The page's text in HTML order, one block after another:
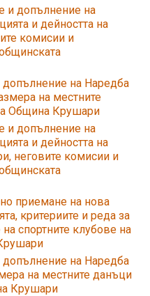
и допълнение на
и дейността на
комисии и
на Наредба
на местните
Община Крушари
и допълнение на
и дейността на
неговите комисии и
приемане на нова
критериите и реда за
спортните клубове на
на Наредба
на местните данъци
Крушари